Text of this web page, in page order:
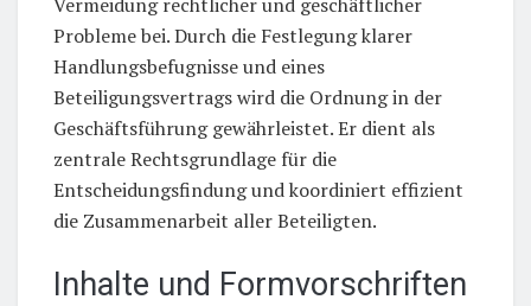
Probleme bei. Durch die Festlegung klarer
Handlungsbefugnisse und eines
Beteiligungsvertrags wird die Ordnung in der
Geschäftsführung gewährleistet. Er dient als
zentrale Rechtsgrundlage für die
Entscheidungsfindung und koordiniert effizient
die Zusammenarbeit aller Beteiligten.
Inhalte und Formvorschriften